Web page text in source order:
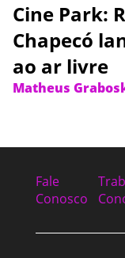
Cine Park:
Chapecó
ao ar livre
Matheus
Fale
Conosco